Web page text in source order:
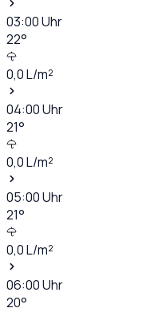
03:00Uhr
22°
0,0L/m²
04:00Uhr
21°
0,0L/m²
05:00Uhr
21°
0,0L/m²
06:00Uhr
20°